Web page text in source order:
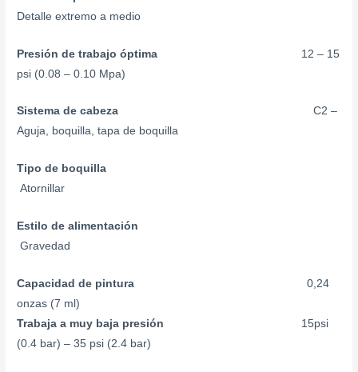
Detalle extremo a medio
Presión de trabajo óptima 12 – 15
psi (0.08 – 0.10 Mpa)
Sistema de cabezaC2 –
Aguja, boquilla, tapa de boquilla
Tipo de boquilla
Atornillar
Estilo de alimentación
Gravedad
Capacidad de pintura0,24
onzas (7 ml)
Trabaja a muy baja presión
15psi
(0.4 bar) – 35 psi (2.4 bar)